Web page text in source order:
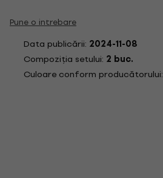
Pune o intrebare
Data publicării: 2024-11-08
Compoziția setului: 2 buc.
Culoare conform producătorului: